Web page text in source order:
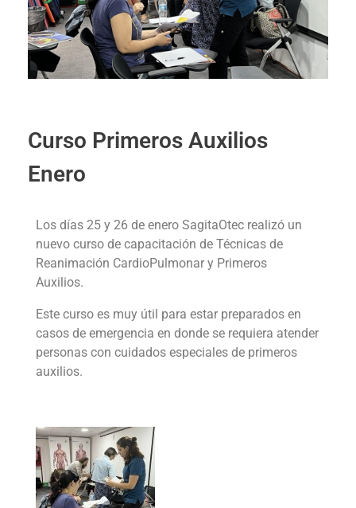
Curso Primeros Auxilios
Enero
Los días 25 y 26 de enero SagitaOtec realizó un
nuevo curso de capacitación de Técnicas de
Reanimación CardioPulmonar y Primeros
Auxilios.
Este curso es muy útil para estar preparados en
casos de emergencia en donde se requiera atender
personas con cuidados especiales de primeros
auxilios.